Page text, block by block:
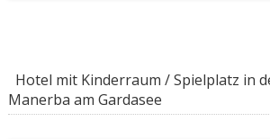
Hotel mit Kinderraum / Spielplatz in
Manerba am Gardasee